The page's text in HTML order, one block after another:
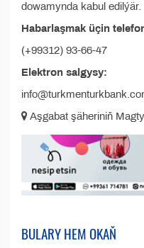
dowamynda kabul edilýär.
Habarlaşmak üçin
(+99312) 93-66-47
Elektron salgysy:
Aşgabat şäheriniň
BULARY HEM OKAŇ